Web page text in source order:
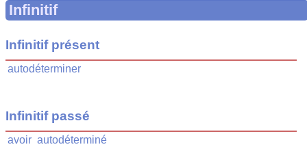
Infinitif
Infinitif présent
autodéterminer
Infinitif passé
avoir autodéterminé